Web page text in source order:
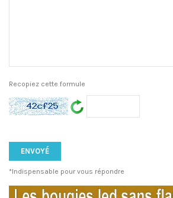
Recopiez cette formule
*Indispensable pour vous répondre